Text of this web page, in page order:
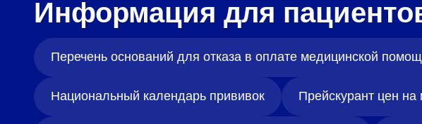
Информация для
Перечень оснований для отказа в оплате медицинской
Национальный календарь прививок Прейскурант цен на